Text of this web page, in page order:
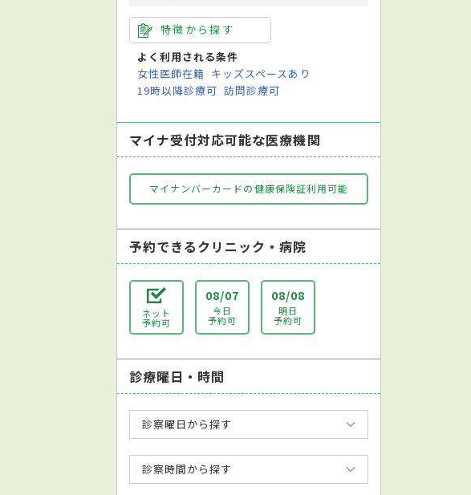
特徴から探す
よく利用される条件
女性医師在籍 キッズスペースあり
19時以降診療可 訪問診療可
マイナ受付対応可能な医療機関
マイナンバーカードの健康保険証利用可能
予約できるクリニック・病院
ネット
予約可
08/07
今日
予約可
08/08
明日
予約可
診療曜日・時間
診察曜日から探す
診察時間から探す